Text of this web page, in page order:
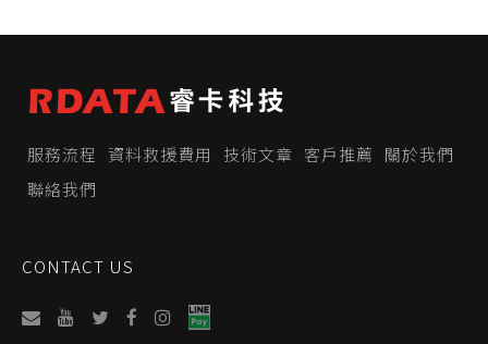
服務流程 資料救援費用 技術文章 客戶推薦
關於我們
聯絡我們
CONTACT US